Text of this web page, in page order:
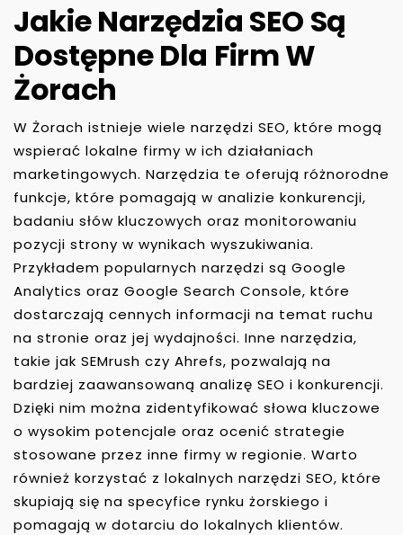
Jakie Narzędzia SEO Są
Dostępne Dla Firm W
Żorach
W Żorach istnieje wiele narzędzi SEO, które mogą
wspierać lokalne firmy w ich działaniach
marketingowych. Narzędzia te oferują różnorodne
funkcje, które pomagają w analizie konkurencji,
badaniu słów kluczowych oraz monitorowaniu
pozycji strony w wynikach wyszukiwania.
Przykładem popularnych narzędzi są Google
Analytics oraz Google Search Console, które
dostarczają cennych informacji na temat ruchu
na stronie oraz jej wydajności. Inne narzędzia,
takie jak SEMrush czy Ahrefs, pozwalają na
bardziej zaawansowaną analizę SEO i konkurencji.
Dzięki nim można zidentyfikować słowa kluczowe
o wysokim potencjale oraz ocenić strategie
stosowane przez inne firmy w regionie. Warto
również korzystać z lokalnych narzędzi SEO, które
skupiają się na specyfice rynku żorskiego i
pomagają w dotarciu do lokalnych klientów.